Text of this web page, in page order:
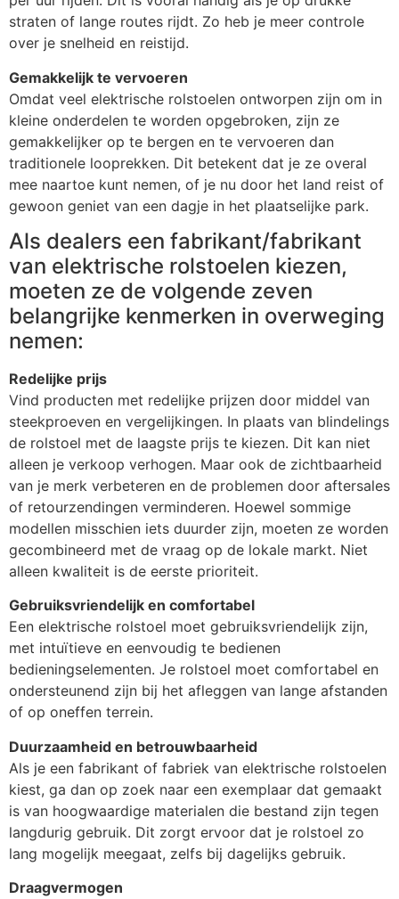
straten of lange routes rijdt. Zo heb je meer controle
over je snelheid en reistijd.
Gemakkelijk te vervoeren
Omdat veel elektrische rolstoelen ontworpen zijn om in
kleine onderdelen te worden opgebroken, zijn ze
gemakkelijker op te bergen en te vervoeren dan
traditionele looprekken. Dit betekent dat je ze overal
mee naartoe kunt nemen, of je nu door het land reist of
gewoon geniet van een dagje in het plaatselijke park.
Als dealers een fabrikant/fabrikant
van elektrische rolstoelen kiezen,
moeten ze de volgende zeven
belangrijke kenmerken in overweging
nemen:
Redelijke prijs
Vind producten met redelijke prijzen door middel van
steekproeven en vergelijkingen. In plaats van blindelings
de rolstoel met de laagste prijs te kiezen. Dit kan niet
alleen je verkoop verhogen. Maar ook de zichtbaarheid
van je merk verbeteren en de problemen door aftersales
of retourzendingen verminderen. Hoewel sommige
modellen misschien iets duurder zijn, moeten ze worden
gecombineerd met de vraag op de lokale markt. Niet
alleen kwaliteit is de eerste prioriteit.
Gebruiksvriendelijk en comfortabel
Een elektrische rolstoel moet gebruiksvriendelijk zijn,
met intuïtieve en eenvoudig te bedienen
bedieningselementen. Je rolstoel moet comfortabel en
ondersteunend zijn bij het afleggen van lange afstanden
of op oneffen terrein.
Duurzaamheid en betrouwbaarheid
Als je een fabrikant of fabriek van elektrische rolstoelen
kiest, ga dan op zoek naar een exemplaar dat gemaakt
is van hoogwaardige materialen die bestand zijn tegen
langdurig gebruik. Dit zorgt ervoor dat je rolstoel zo
lang mogelijk meegaat, zelfs bij dagelijks gebruik.
Draagvermogen